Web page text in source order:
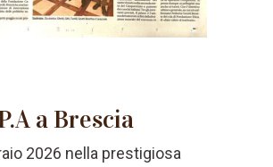
a Brescia
2026 nella prestigiosa